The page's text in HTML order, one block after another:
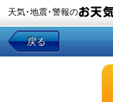
天気･地震･警報の
戻る